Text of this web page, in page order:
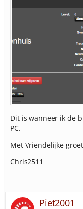
Dit is wanneer ik de
PC.
Met Vriendelijke
Chris2511
Piet2001